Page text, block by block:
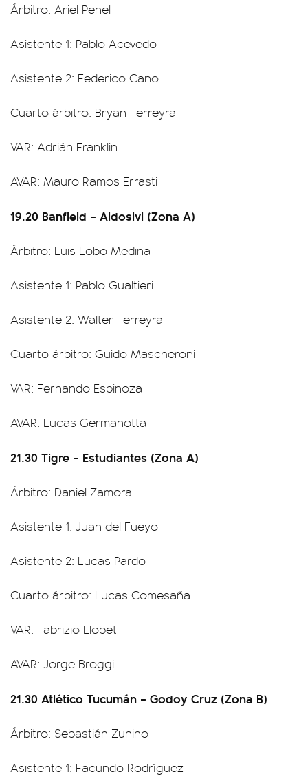
Árbitro: Ariel Penel
Asistente 1: Pablo Acevedo
Asistente 2: Federico Cano
Cuarto árbitro: Bryan Ferreyra
VAR: Adrián Franklin
AVAR: Mauro Ramos Errasti
19.20 Banfield – Aldosivi (Zona A)
Árbitro: Luis Lobo Medina
Asistente 1: Pablo Gualtieri
Asistente 2: Walter Ferreyra
Cuarto árbitro: Guido Mascheroni
VAR: Fernando Espinoza
AVAR: Lucas Germanotta
21.30 Tigre – Estudiantes (Zona A)
Árbitro: Daniel Zamora
Asistente 1: Juan del Fueyo
Asistente 2: Lucas Pardo
Cuarto árbitro: Lucas Comesaña
VAR: Fabrizio Llobet
AVAR: Jorge Broggi
21.30 Atlético Tucumán – Godoy Cruz (Zona B)
Árbitro: Sebastián Zunino
Asistente 1: Facundo Rodríguez